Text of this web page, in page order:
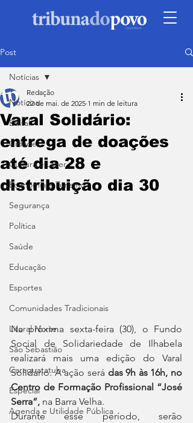
Post
Notícias
Edital
Cidade
Cultura e Lazer
Economia e Turismo
Segurança
Política
Saúde
Educação
Esportes
Comunidades Tradicionais
Litoral Norte
São Sebastião
Caraguatatuba
Especial
Agenda e Utilidade Pública
Notícias
Varal Solidário:
entrega de doações
até dia 28 e
distribuição dia 30
Redação
22 de mai. de 2025 1 min de leitura
Na próxima sexta-feira (30), o Fundo
Social de Solidariedade de Ilhabela
realizará mais uma edição do Varal
Solidário. A ação será das 9h às 16h, no
Centro de Formação Profissional “José
Serra”, na Barra Velha.
Durante esse período, serão